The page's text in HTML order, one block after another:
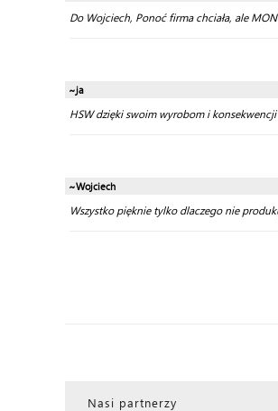
Do Wojciech, Ponoć firma chciała, ale
~ja
HSW dzięki swoim wyrobom i
~Wojciech
Wszystko pięknie tylko dlaczego nie
Nasi partnerzy